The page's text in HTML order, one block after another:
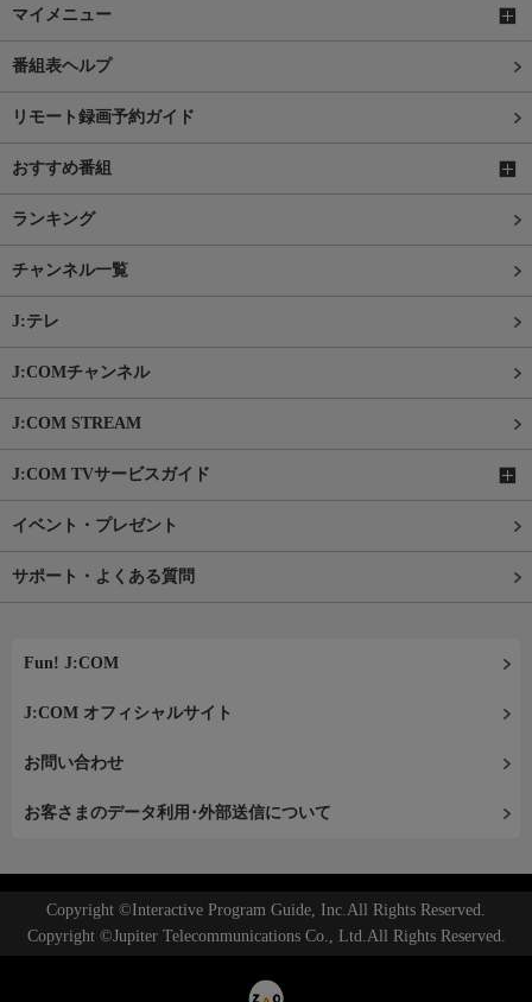
マイメニュー
番組表ヘルプ
リモート録画予約ガイド
おすすめ番組
ランキング
チャンネル一覧
J:テレ
J:COMチャンネル
J:COM STREAM
J:COM TVサービスガイド
イベント・プレゼント
サポート・よくある質問
Fun! J:COM
J:COM オフィシャルサイト
お問い合わせ
お客さまのデータ利用･外部送信について
Copyright ©Interactive Program Guide, Inc.All Rights Reserved.
Copyright ©Jupiter Telecommunications Co., Ltd.All Rights Reserved.